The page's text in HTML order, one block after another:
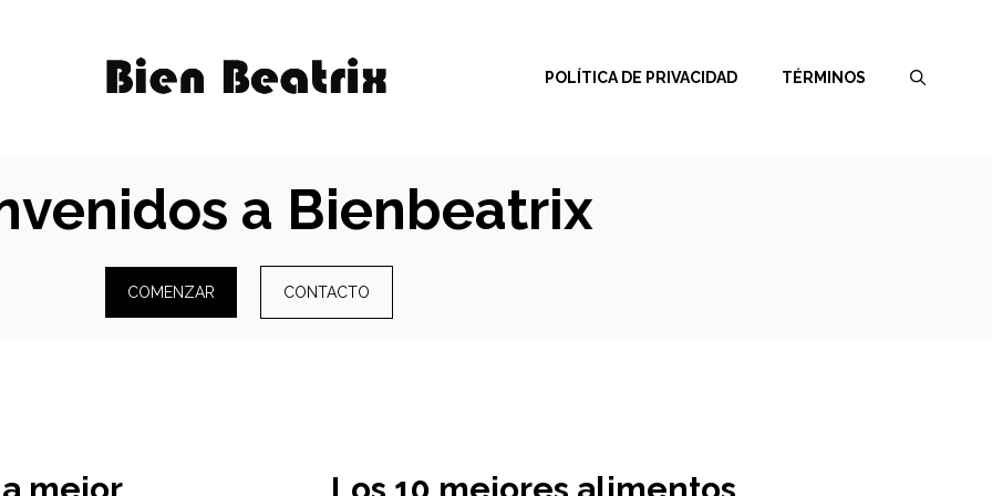
POLÍTICA DE PRIVACIDAD TÉRMINOS
a Bienbeatrix
COMENZAR CONTACTO
mejor
Los 10 mejores alimentos